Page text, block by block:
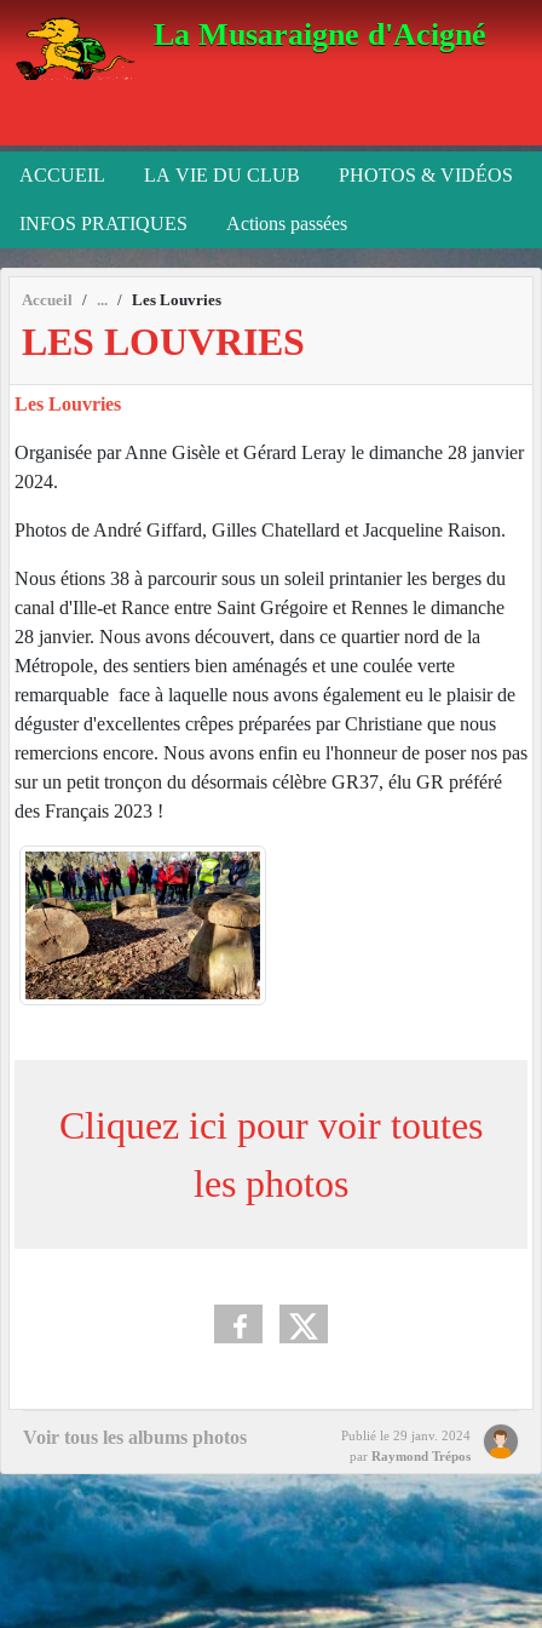
La Musaraigne d'Acigné
ACCUEIL LA VIE DU CLUB PHOTOS & VIDÉOS
INFOS PRATIQUES Actions passées
Accueil Les Louvries
LES LOUVRIES
Les Louvries
Organisée par Anne Gisèle et Gérard Leray le dimanche 28 janvier
2024.
Photos de André Giffard, Gilles Chatellard et Jacqueline Raison.
Nous étions 38 à parcourir sous un soleil printanier les berges du
canal d'Ille-et Rance entre Saint Grégoire et Rennes le dimanche
28 janvier. Nous avons découvert, dans ce quartier nord de la
Métropole, des sentiers bien aménagés et une coulée verte
remarquable face à laquelle nous avons également eu le plaisir de
déguster d'excellentes crêpes préparées par Christiane que nous
remercions encore. Nous avons enfin eu l'honneur de poser nos pas
sur un petit tronçon du désormais célèbre GR37, élu GR préféré
des Français 2023 !
Cliquez ici pour voir toutes
les photos
Voir tous les albums photos Publié le 29 janv. 2024
par Raymond Trépos
Panneau de gestion des cookies